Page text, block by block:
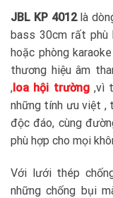
JBL KP 4012 là
bass 30cm rất phù
hoặc phòng
thương hiệu âm
,loa hội trường ,vì
những tính ưu việt ,
độc đáo, cùng
phù hợp cho mọi
Với lưới thép
những chống bụi